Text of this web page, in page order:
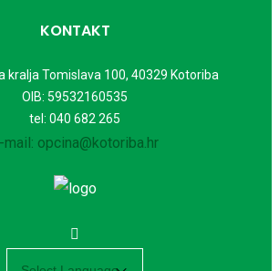
KONTAKT
kralja Tomislava 100, 40329 Kotoriba
OIB: 59532160535
tel: 040 682 265
mail: opcina@kotoriba.hr